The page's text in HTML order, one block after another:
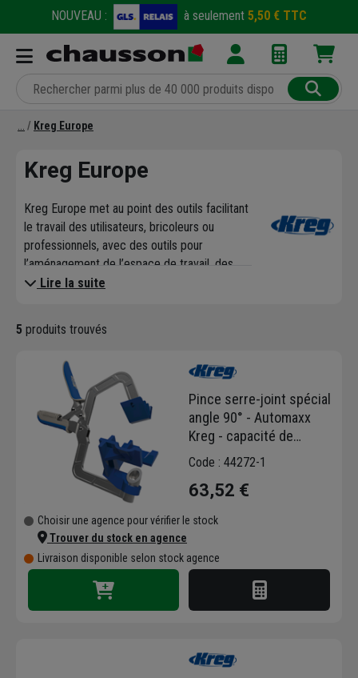
NOUVEAU : à seulement 5,50 € TTC
Kreg Europe
Kreg Europe
Kreg Europe met au point des outils facilitant
le travail des utilisateurs, bricoleurs ou
professionnels, avec des outils pour
l’aménagement de l’espace de travail, des
solutions de perçage, de serrage et de
vous puisiez usiner et fixer du bois,
et l'assemblage de vos meubles et
aménagements.
Réalisez vos trous d'assemblage avec notre
sélection de gabarits de perçage, de forets,
de mèches, de pinces de serrage, de guides
de découpe et de vis de perçage à angle.
Lire la suite
5 produits trouvés
Pince serre-joint spécial
angle 90° - Automaxx
Kreg - capacité de
serrage 25 mm
Code : 44272-1
63,52 €
Choisir une agence pour vérifier le stock
Trouver du stock en agence
Livraison disponible selon stock agence